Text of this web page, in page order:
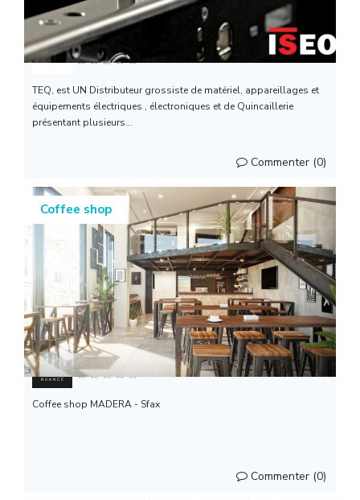
TEQ
TEQ, est UN Distributeur grossiste de matériel, appareillages et
équipements électriques , électroniques et de Quincaillerie
présentant plusieurs...
Commenter (0)
Coffee shop
NUANCE Architects
Coffee shop MADERA - Sfax
Commenter (0)